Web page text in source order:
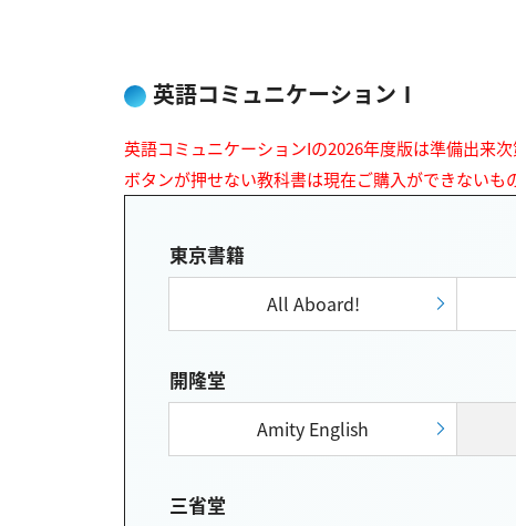
英語コミュニケーションⅠ
英語コミュニケーションIの2026年度版は準備出来次
ボタンが押せない教科書は現在ご購入ができないも
東京書籍
All Aboard!
開隆堂
Amity English
三省堂